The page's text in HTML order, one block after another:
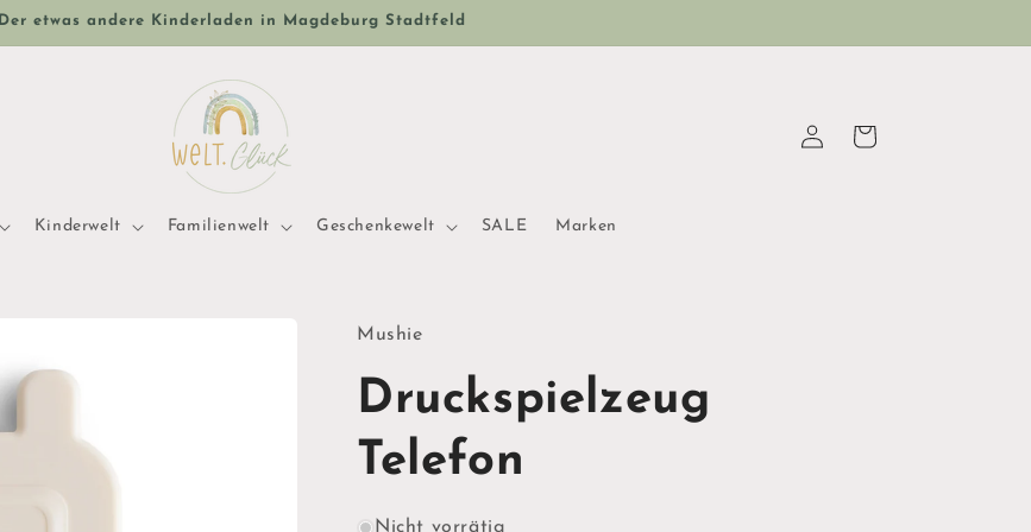
Der etwas andere Kinderladen in Magdeburg Stadtfeld
Kinderwelt Familienwelt Geschenkewelt SALE Marken
EinloggenWarenkorb
Mushie
Druckspielzeug
Telefon
Nicht vorrätig